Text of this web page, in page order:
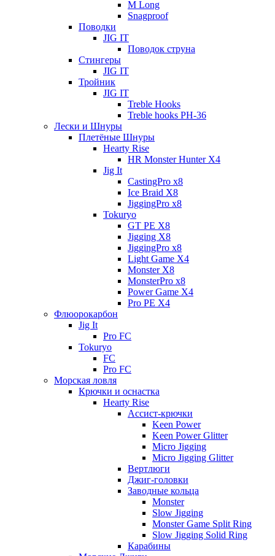
M Long
Snagproof
Поводки
JIG IT
Поводок струна
Стингеры
JIG IT
Тройник
JIG IT
Treble Hooks
Treble hooks PH-36
Лески и Шнуры
Плетёные Шнуры
Hearty Rise
HR Monster Hunter X4
Jig It
CastingPro x8
Ice Braid X8
JiggingPro x8
Tokuryo
GT PE X8
Jigging X8
JiggingPro x8
Light Game X4
Monster X8
MonsterPro x8
Power Game X4
Pro PE X4
Флюорокарбон
Jig It
Pro FC
Tokuryo
FC
Pro FC
Морская ловля
Крючки и оснастка
Hearty Rise
Ассист-крючки
Keen Power
Keen Power Glitter
Micro Jigging
Micro Jigging Glitter
Вертлюги
Джиг-головки
Заводные кольца
Monster
Slow Jigging
Monster Game Split Ring
Slow Jigging Solid Ring
Карабины